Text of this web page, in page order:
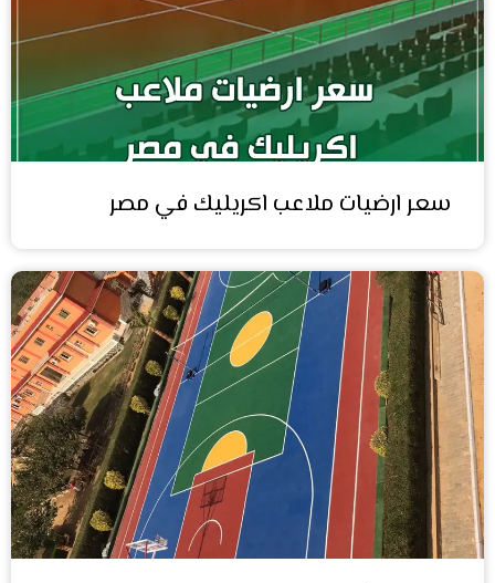
سعر ارضيات ملاعب اكريليك في مصر